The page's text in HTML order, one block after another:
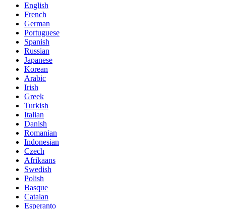
English
French
German
Portuguese
Spanish
Russian
Japanese
Korean
Arabic
Irish
Greek
Turkish
Italian
Danish
Romanian
Indonesian
Czech
Afrikaans
Swedish
Polish
Basque
Catalan
Esperanto